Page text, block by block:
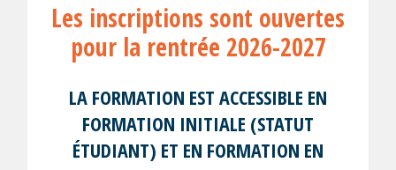
Les inscriptions sont ouvertes
pour la rentrée 2026-2027
LA FORMATION EST ACCESSIBLE EN
FORMATION INITIALE (STATUT
ÉTUDIANT) ET EN FORMATION EN